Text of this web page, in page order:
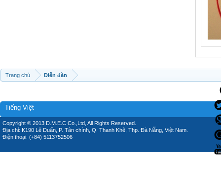
Trang chủ Diễn đàn
Tiếng Việt
Copyright © 2013 D.M.E.C Co.,Ltd, All Rights Reserved.
Địa chỉ: K190 Lê Duẩn, P. Tân chính, Q. Thanh Khê, Thp. Đà Nẵng, Việt Nam.
Điện thoại: (+84) 5113752506